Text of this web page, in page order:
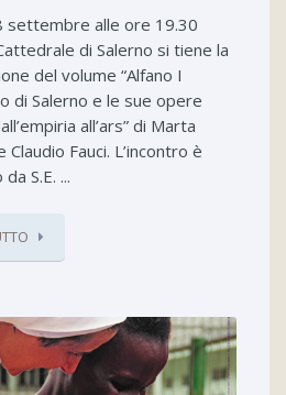
settembre alle ore 19.30
di Salerno si tiene la
del volume “Alfano I
di Salerno e le sue opere
all’ars” di Marta
Claudio Fauci. L’incontro è
S.E. ...